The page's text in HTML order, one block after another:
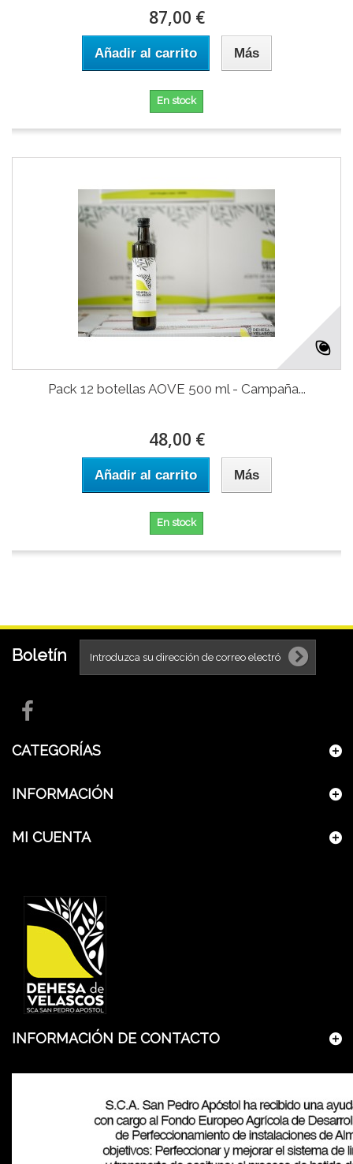
87,00 €
Añadir al carrito Más
En stock
Pack 12 botellas AOVE 500 ml - Campaña...
48,00 €
Añadir al carrito Más
En stock
Boletín
CATEGORÍAS
INFORMACIÓN
MI CUENTA
INFORMACIÓN DE CONTACTO